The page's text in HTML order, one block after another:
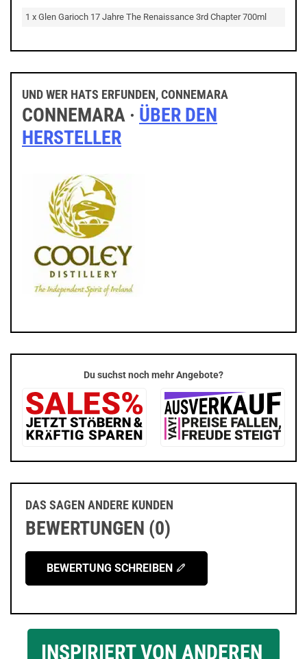
1 x Glen Garioch 17 Jahre The Renaissance 3rd Chapter 700ml
UND WER HATS ERFUNDEN, CONNEMARA
CONNEMARA · ÜBER DEN
HERSTELLER
Du suchst noch mehr Angebote?
DAS SAGEN ANDERE KUNDEN
BEWERTUNGEN (0)
BEWERTUNG SCHREIBEN
INSPIRIERT VON ANDEREN